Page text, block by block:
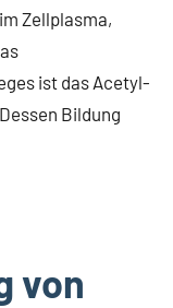
Zellplasma,
ist das Acetyl-
Bildung
von